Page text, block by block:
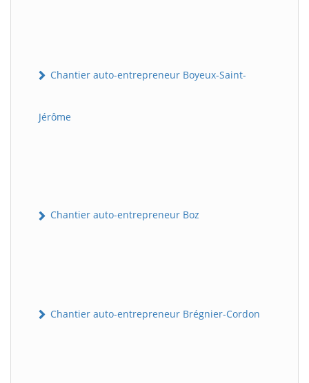
Chantier auto-entrepreneur Boyeux-Saint-
Jérôme
Chantier auto-entrepreneur Boz
Chantier auto-entrepreneur Brégnier-Cordon